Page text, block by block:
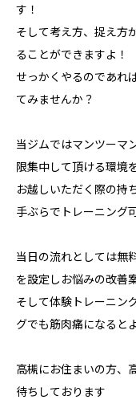
す！
そして考え方、捉え方
ることができますよ！
せっかくやるのであれ
てみませんか？
当ジムではマンツーマ
限集中して頂ける環境
お越しいただく際の持
手ぶらでトレーニング
当日の流れとしては無
を設定しお悩みの改善
そして体験トレーニン
グでも筋肉痛になると
高槻にお住まいの方、
待ちしております